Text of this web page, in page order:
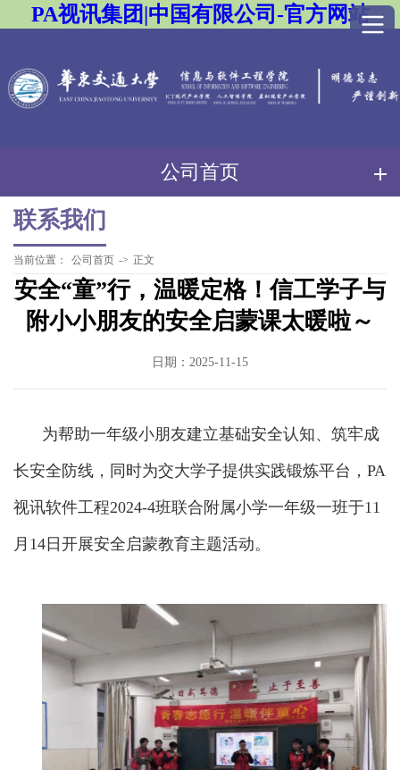
PA视讯集团|中国有限公司-官方网站
公司首页
联系我们
当前位置： 公司首页 -> 正文
安全“童”行，温暖定格！信工学子与
附小小朋友的安全启蒙课太暖啦～
日期：2025-11-15
为帮助一年级小朋友建立基础安全认知、筑牢成
长安全防线，同时为交大学子提供实践锻炼平台，PA
视讯软件工程2024-4班联合附属小学一年级一班于11
月14日开展安全启蒙教育主题活动。